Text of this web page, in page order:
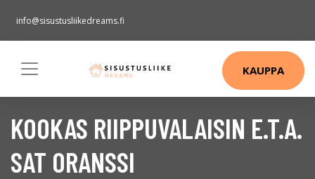
info@sisustusliikedreams.fi
KAUPPA
KOOKAS RIIPPUVALAISIN E.T.A.
SAT ORANSSI